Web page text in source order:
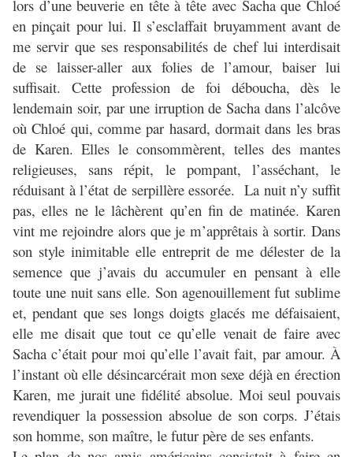
lors d’une beuverie en tête à tête avec Sacha que Chloé
en pinçait pour lui. Il s’esclaffait bruyamment avant de
me servir que ses responsabilités de chef lui interdisait
de se laisser-aller aux folies de l’amour, baiser lui
suffisait. Cette profession de foi déboucha, dès le
lendemain soir, par une irruption de Sacha dans l’alcôve
où Chloé qui, comme par hasard, dormait dans les bras
de Karen. Elles le consommèrent, telles des mantes
religieuses, sans répit, le pompant, l’asséchant, le
réduisant à l’état de serpillère essorée. La nuit n’y suffit
pas, elles ne le lâchèrent qu’en fin de matinée. Karen
vint me rejoindre alors que je m’apprêtais à sortir. Dans
son style inimitable elle entreprit de me délester de la
semence que j’avais du accumuler en pensant à elle
toute une nuit sans elle. Son agenouillement fut sublime
et, pendant que ses longs doigts glacés me défaisaient,
elle me disait que tout ce qu’elle venait de faire avec
Sacha c’était pour moi qu’elle l’avait fait, par amour. À
l’instant où elle désincarcérait mon sexe déjà en érection
Karen, me jurait une fidélité absolue. Moi seul pouvais
revendiquer la possession absolue de son corps. J’étais
son homme, son maître, le futur père de ses enfants.